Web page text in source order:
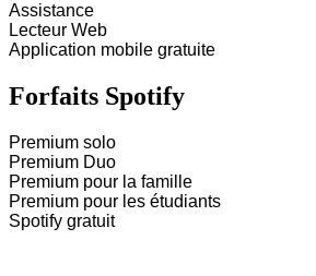
Assistance
Lecteur Web
Application mobile gratuite
Forfaits Spotify
Premium solo
Premium Duo
Premium pour la famille
Premium pour les étudiants
Spotify gratuit